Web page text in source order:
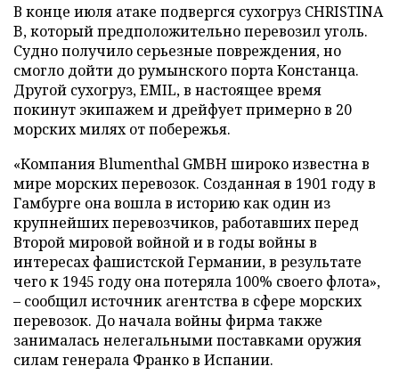
В конце июля атаке подвергся сухогруз CHRISTINA
B, который предположительно перевозил уголь.
Судно получило серьезные повреждения, но
смогло дойти до румынского порта Констанца.
Другой сухогруз, EMIL, в настоящее время
покинут экипажем и дрейфует примерно в 20
морских милях от побережья.
«Компания Blumenthal GMBH широко известна в
мире морских перевозок. Созданная в 1901 году в
Гамбурге она вошла в историю как один из
крупнейших перевозчиков, работавших перед
Второй мировой войной и в годы войны в
интересах фашистской Германии, в результате
чего к 1945 году она потеряла 100% своего флота»,
– сообщил источник агентства в сфере морских
перевозок. До начала войны фирма также
занималась нелегальными поставками оружия
силам генерала Франко в Испании.